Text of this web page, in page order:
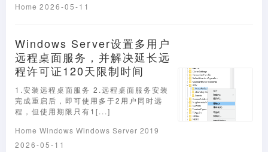
Home 2026-05-11
Windows Server设置多用户
远程桌面服务，并解决延长远
程许可证120天限制时间
1.安装远程桌面服务 2.远程桌面服务安装
完成重启后，即可使用多于2用户同时远
程，但使用期限只有1[...]
Home Windows Windows Server 2019
2026-05-11